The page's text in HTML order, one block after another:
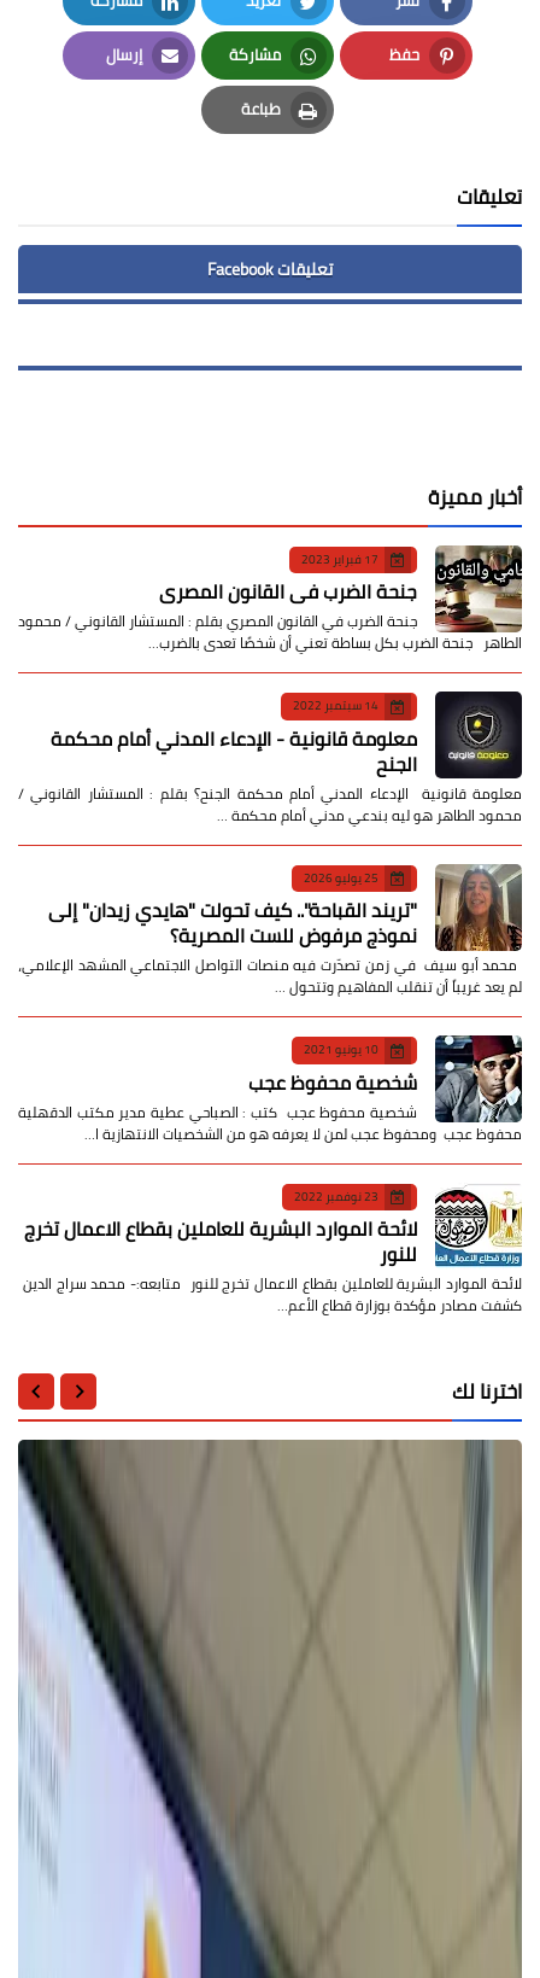
Facebook
Twitter
LinkedIn
حفظ
Pinterest
مشاركة
Whatsapp
إرسال
Email
طباعة
Print
تعليقات
تعليقات Facebook
أخبار مميزة
17 فبراير 2023
جنحة الضرب في القانون المصري
جنحة الضرب في القانون المصري بقلم : المستشار القانوني / محمود
الطاهر جنحة الضرب بكل بساطة تعني أن شخصًا تعدى بالضرب…
14 سبتمبر 2022
معلومة قانونية - الإدعاء المدني أمام محكمة
الجنح
معلومة قانونية الإدعاء المدني أمام محكمة الجنح؟ بقلم : المستشار القانوني /
محمود الطاهر هو ليه بندعي مدني أمام محكمة …
25 يوليو 2026
​"تريند القباحة".. كيف تحولت "هايدي زيدان" إلى
نموذج مرفوض للست المصرية؟
​ محمد أبو سيف ​في زمن تصدّرت فيه منصات التواصل الاجتماعي المشهد الإعلامي،
لم يعد غريباً أن تنقلب المفاهيم وتتحول …
10 يونيو 2021
شخصية محفوظ عجب
شخصية محفوظ عجب كتب : الصباحي عطية مدير مكتب الدقهلية
محفوظ عجب ومحفوظ عجب لمن لا يعرفه هو من الشخصيات الانتهازية ا…
23 نوفمبر 2022
لائحة الموارد البشرية للعاملين بقطاع الاعمال تخرج
للنور
لائحة الموارد البشرية للعاملين بقطاع الاعمال تخرج للنور متابعه:- محمد سراج الدين
كشفت مصادر مؤكدة بوزارة قطاع الأعم…
اخترنا لك